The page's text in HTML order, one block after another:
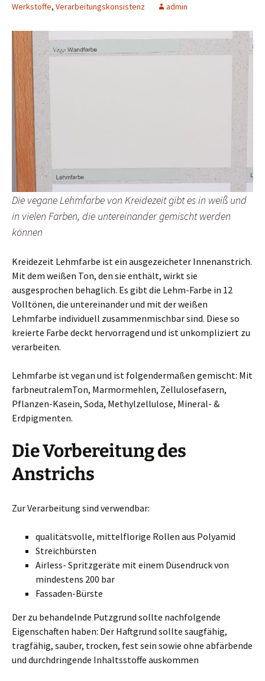
Werkstoffe, Verarbeitungskonsistenz admin
Die vegane Lehmfarbe von Kreidezeit gibt es in weiß und
in vielen Farben, die untereinander gemischt werden
können
Kreidezeit Lehmfarbe ist ein ausgezeicheter Innenanstrich.
Mit dem weißen Ton, den sie enthält, wirkt sie
ausgesprochen behaglich. Es gibt die Lehm-Farbe in 12
Volltönen, die untereinander und mit der weißen
Lehmfarbe individuell zusammenmischbar sind. Diese so
kreierte Farbe deckt hervorragend und ist unkompliziert zu
verarbeiten.
Lehmfarbe ist vegan und ist folgendermaßen gemischt: Mit
farbneutralemTon, Marmormehlen, Zellulosefasern,
Pflanzen-Kasein, Soda, Methylzellulose, Mineral- &
Erdpigmenten.
Die Vorbereitung des
Anstrichs
Zur Verarbeitung sind verwendbar:
qualitätsvolle, mittelflorige Rollen aus Polyamid
Streichbürsten
Airless- Spritzgeräte mit einem Düsendruck von
mindestens 200 bar
Fassaden-Bürste
Der zu behandelnde Putzgrund sollte nachfolgende
Eigenschaften haben: Der Haftgrund sollte saugfähig,
tragfähig, sauber, trocken, fest sein sowie ohne abfärbende
und durchdringende Inhaltsstoffe auskommen